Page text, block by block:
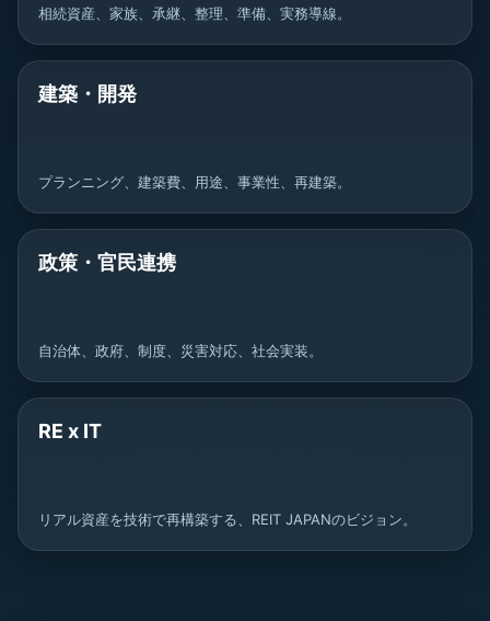
相続資産、家族、承継、整理、準備、実務導線。
建築・開発
プランニング、建築費、用途、事業性、再建築。
政策・官民連携
自治体、政府、制度、災害対応、社会実装。
RE x IT
リアル資産を技術で再構築する、REIT JAPANのビジョン。